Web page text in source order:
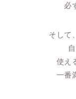
必
そして
使え
一番